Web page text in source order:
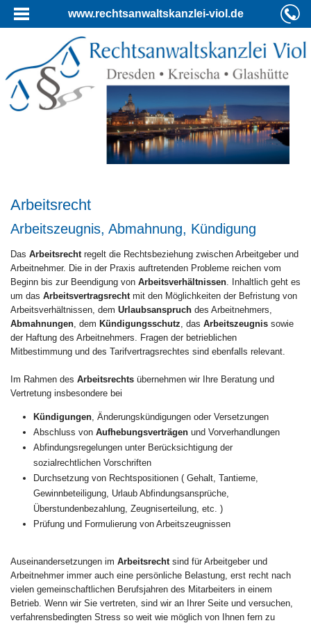
www.rechtsanwaltskanzlei-viol.de
Arbeitsrecht
Arbeitszeugnis, Abmahnung, Kündigung
Das Arbeitsrecht regelt die Rechtsbeziehung zwischen Arbeitgeber und
Arbeitnehmer. Die in der Praxis auftretenden Probleme reichen vom
Beginn bis zur Beendigung von Arbeitsverhältnissen . Inhaltlich geht es
um das Arbeitsvertragsrecht mit den Möglichkeiten der Befristung von
Arbeitsverhältnissen, dem Urlaubsanspruch des Arbeitnehmers,
Abmahnungen , dem Kündigungsschutz , das Arbeitszeugnis sowie
der Haftung des Arbeitnehmers. Fragen der betrieblichen
Mitbestimmung und des Tarifvertragsrechtes sind ebenfalls relevant.
Im Rahmen des Arbeitsrechts übernehmen wir Ihre Beratung und
Vertretung insbesondere bei
Kündigungen, Änderungskündigungen oder Versetzungen
Abschluss von Aufhebungsverträgenund Vorverhandlungen
Abfindungsregelungen unter Berücksichtigung der
sozialrechtlichen Vorschriften
Durchsetzung von Rechtspositionen ( Gehalt, Tantieme,
Gewinnbeteiligung, Urlaub Abfindungsansprüche,
Überstundenbezahlung, Zeugniserteilung, etc. )
Prüfung und Formulierung von Arbeitszeugnissen
Auseinandersetzungen im Arbeitsrecht sind für Arbeitgeber und
Arbeitnehmer immer auch eine persönliche Belastung, erst recht nach
vielen gemeinschaftlichen Berufsjahren des Mitarbeiters in einem
Betrieb. Wenn wir Sie vertreten, sind wir an Ihrer Seite und versuchen,
verfahrensbedingten Stress so weit wie möglich von Ihnen fern zu